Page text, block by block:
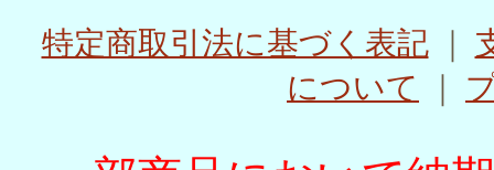
特定商取引法に基づく表記｜
について
｜